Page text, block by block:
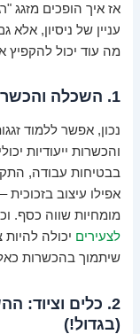
אז איך הופכים מזגג
עניין של ניסיון,
מה עוד יכול להקפיץ
1. השכלה והכשרה: לא רק שוברים זכוכיות!
נכון, אפשר ללמוד
והכשרות ייעודיות
בבטיחות עבודה,
אפילו עיצוב
מומחיות שווה כסף.
לצעירים יכולה
שיתמוך בהכשרות
2. כלים
(בגדול!)